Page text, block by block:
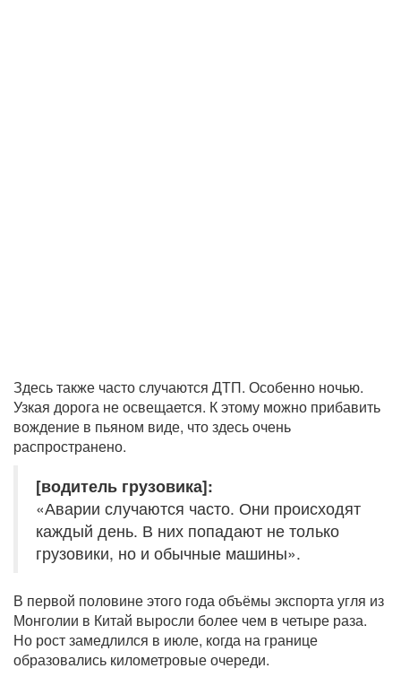
Здесь также часто случаются ДТП. Особенно ночью.
Узкая дорога не освещается. К этому можно прибавить
вождение в пьяном виде, что здесь очень
распространено.
[водитель грузовика]:
«Аварии случаются часто. Они происходят
каждый день. В них попадают не только
грузовики, но и обычные машины».
В первой половине этого года объёмы экспорта угля из
Монголии в Китай выросли более чем в четыре раза.
Но рост замедлился в июле, когда на границе
образовались километровые очереди.